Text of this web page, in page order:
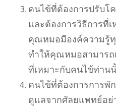
คนไข้ที่ต้องการปรับโ
และต้องการวิธีการที่
คุณหมอมีองค์ความรู้ทุ
ทำให้คุณหมอสามารถ
ที่เหมาะกับคนไข้ท่าน
คนไข้ที่ต้องการการพั
ดูแลจากศัลยแพทย์อ